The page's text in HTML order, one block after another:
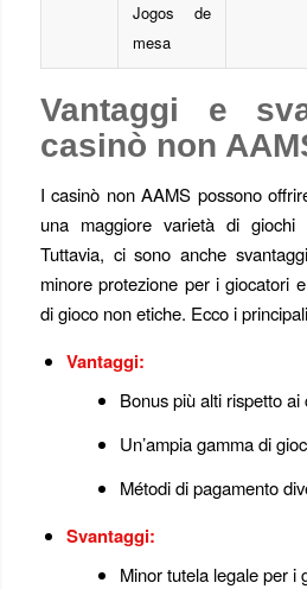
Jogos de
mesa
Vantaggi e
casinò non
I casinò non AAMS possono
una maggiore varietà di
Tuttavia, ci sono anche
minore protezione per i giocatori
di gioco non etiche. Ecco i
Vantaggi:
Bonus più alti rispetto ai
Un’ampia gamma di
Métodi di pagamento
Svantaggi:
Minor tutela legale per i